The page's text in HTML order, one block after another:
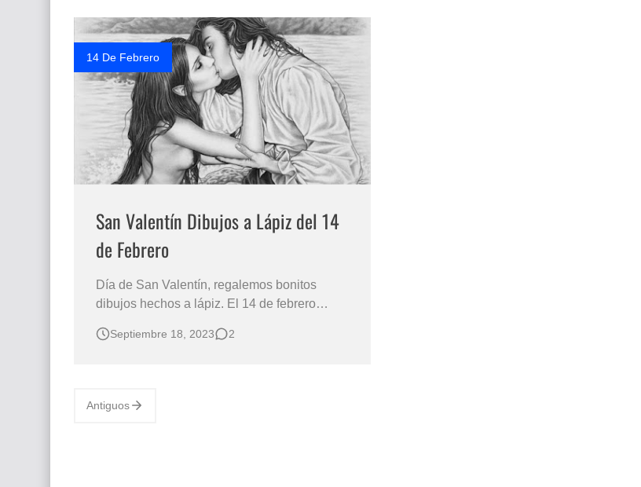
dibujos de enamorados elaborados por
inteligencia artifici…
14 De Febrero
San Valentín Dibujos a Lápiz del 14
de Febrero
Día de San Valentín, regalemos bonitos
dibujos hechos a lápiz. El 14 de febrero
con Imágenes Románticas" Los besos, los
conexión emocional entre dos personas. P…
Septiembre 18, 2023 2
Antiguos